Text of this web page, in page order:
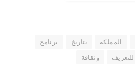
المملكة بتاريخ
برنامج
للتعريف وثقافة